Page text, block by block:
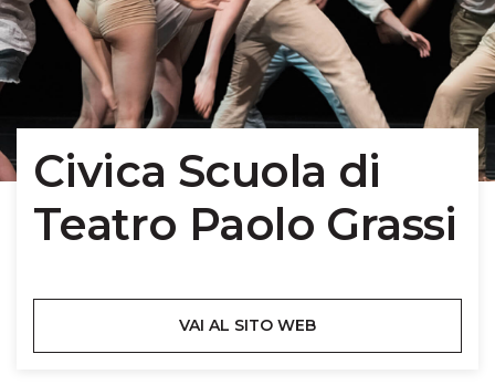
Civica Scuola di
Teatro Paolo Grassi
VAI AL SITO WEB